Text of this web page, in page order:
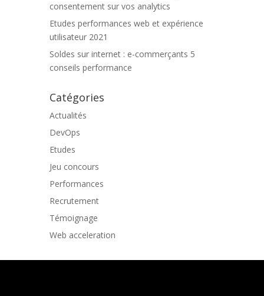
consentement sur vos analytics
Etudes performances web et expérience
utilisateur 2021
Soldes sur internet : e-commerçants 5
conseils performance
Catégories
Actualités
DevOps
Etudes
Jeu concours
Performances
Recrutement
Témoignage
Web acceleration